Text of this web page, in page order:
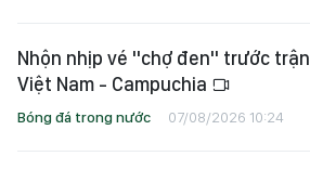
Nhộn nhịp vé "chợ đen" trước trận
Việt Nam - Campuchia
Bóng đá trong nước 07/08/2026 10:24